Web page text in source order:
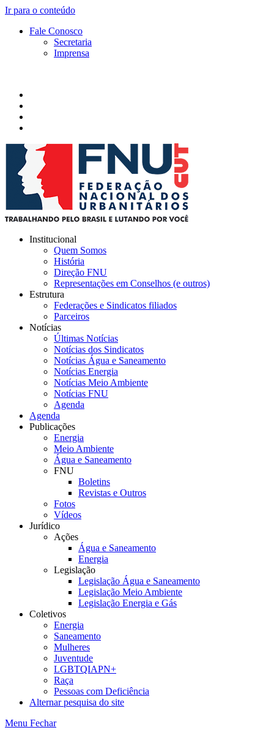
Ir para o conteúdo
Fale Conosco
Secretaria
Imprensa
Institucional
Quem Somos
História
Direção FNU
Representações em Conselhos (e outros)
Estrutura
Federações e Sindicatos filiados
Parceiros
Notícias
Últimas Notícias
Notícias dos Sindicatos
Notícias Água e Saneamento
Notícias Energia
Notícias Meio Ambiente
Notícias FNU
Agenda
Agenda
Publicações
Energia
Meio Ambiente
Água e Saneamento
FNU
Boletins
Revistas e Outros
Fotos
Vídeos
Jurídico
Ações
Água e Saneamento
Energia
Legislação
Legislação Água e Saneamento
Legislação Meio Ambiente
Legislação Energia e Gás
Coletivos
Energia
Saneamento
Mulheres
Juventude
LGBTQIAPN+
Raça
Pessoas com Deficiência
Alternar pesquisa do site
Menu Fechar